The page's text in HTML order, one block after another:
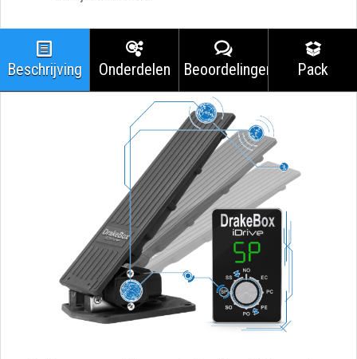
Beschrijving Onderdelen Beoordelingen Pack